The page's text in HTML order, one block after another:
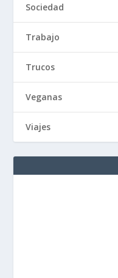
Sociedad
Trabajo
Trucos
Veganas
Viajes